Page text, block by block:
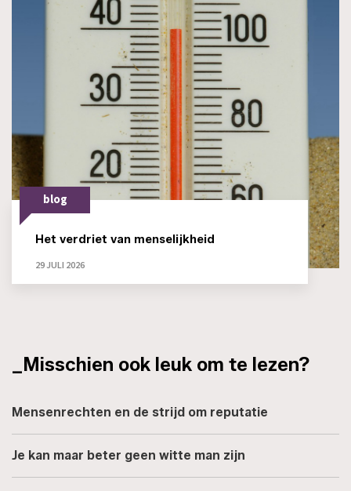
blog
Het verdriet van menselijkheid
29 JULI 2026
_Misschien ook leuk om te lezen?
Mensenrechten en de strijd om reputatie
Je kan maar beter geen witte man zijn